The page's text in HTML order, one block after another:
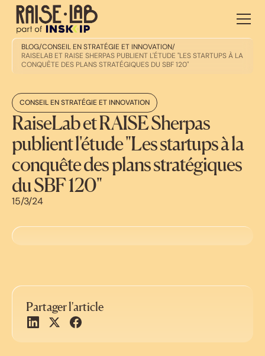
BLOG/CONSEIL EN STRATÉGIE ET INNOVATION/
RAISELAB ET RAISE SHERPAS PUBLIENT L'ÉTUDE "LES STARTUPS À LA
CONQUÊTE DES PLANS STRATÉGIQUES DU SBF 120"
CONSEIL EN STRATÉGIE ET INNOVATION
RaiseLab et RAISE Sherpas
publient l'étude "Les startups à la
conquête des plans stratégiques
du SBF 120"
15/3/24
Partager l'article